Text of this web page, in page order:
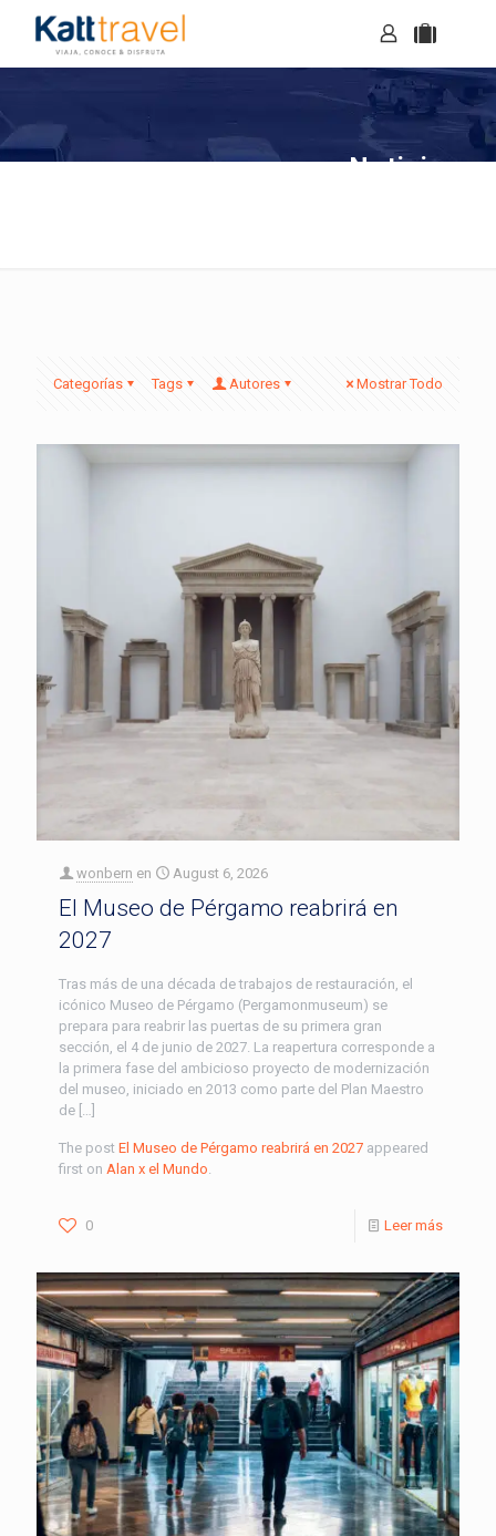
Noticias
Categorías Tags Autores Mostrar Todo
wonbern en August 6, 2026
El Museo de Pérgamo reabrirá en
2027
Tras más de una década de trabajos de restauración, el
icónico Museo de Pérgamo (Pergamonmuseum) se
prepara para reabrir las puertas de su primera gran
sección, el 4 de junio de 2027. La reapertura corresponde a
la primera fase del ambicioso proyecto de modernización
del museo, iniciado en 2013 como parte del Plan Maestro
de […]
The post El Museo de Pérgamo reabrirá en 2027 appeared
first on Alan x el Mundo.
0 Leer más